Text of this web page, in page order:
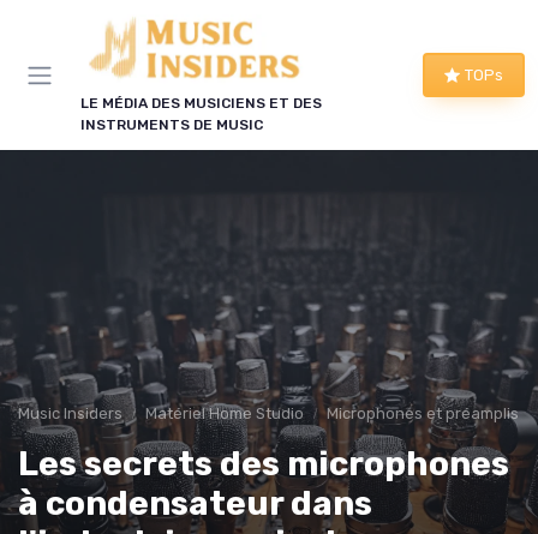
LE MÉDIA DES MUSICIENS ET DES
INSTRUMENTS DE MUSIC
TOPs
Music Insiders Matériel Home Studio Microphones et préamplis
Les secrets des microphones
à condensateur dans
Panneau de gestion des cookies